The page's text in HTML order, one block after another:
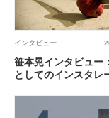
インタビュー
笹本晃インタビュー
としてのインスタレ